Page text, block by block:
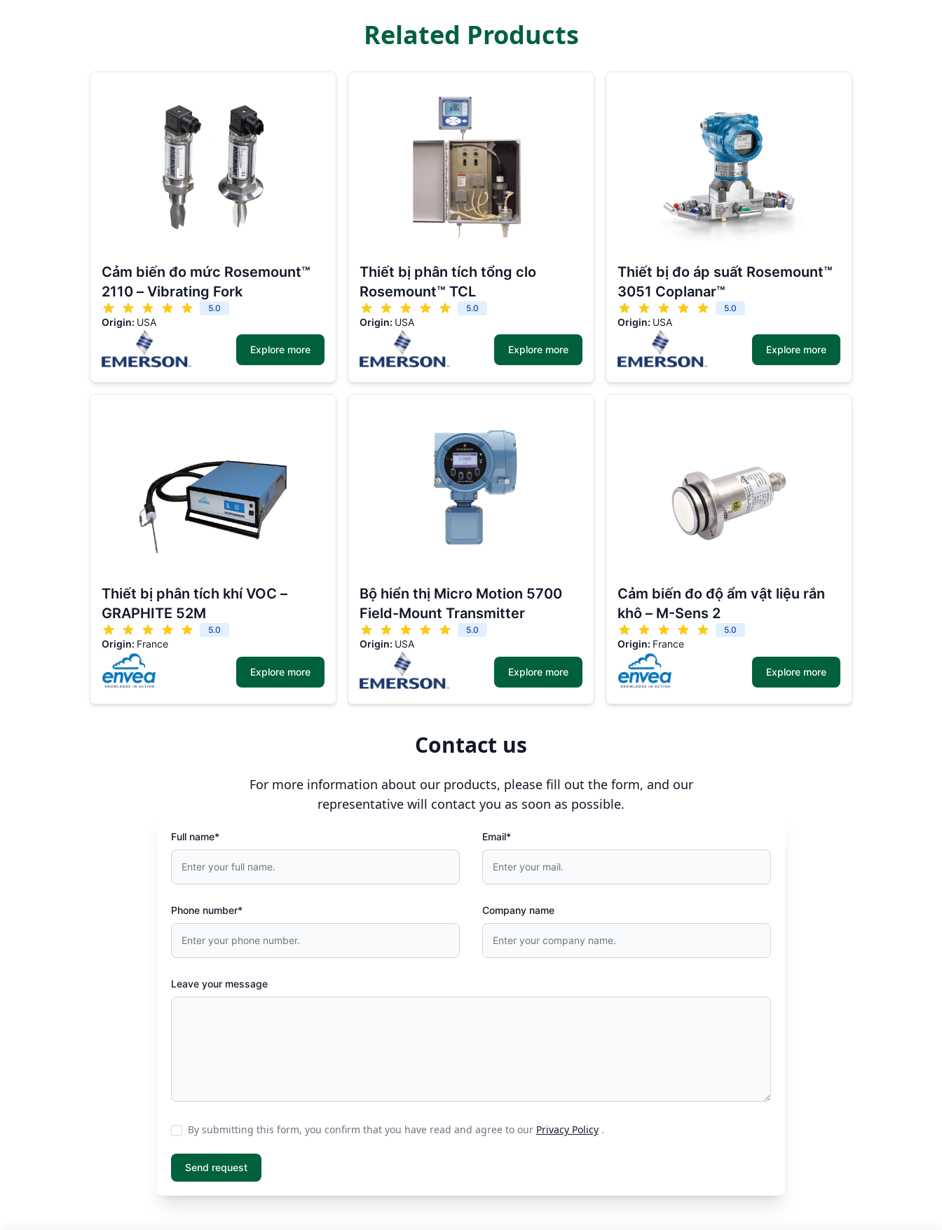
Related Products
Cảm biến đo mức Rosemount™
2110 – Vibrating Fork
5.0
Origin: USA
Explore more
Thiết bị phân tích tổng clo
Rosemount™ TCL
5.0
Origin: USA
Explore more
Thiết bị đo áp suất Rosemount™
3051 Coplanar™
5.0
Origin: USA
Explore more
Thiết bị phân tích khí VOC –
GRAPHITE 52M
5.0
Origin: France
Explore more
Bộ hiển thị Micro Motion 5700
Field-Mount Transmitter
5.0
Origin: USA
Explore more
Cảm biến đo độ ẩm vật liệu rắn
khô – M-Sens 2
5.0
Origin: France
Explore more
Contact us
For more information about our products, please fill out the form, and our
representative will contact you as soon as possible.
Full name* Email*
Phone number* Company name
Leave your message
By submitting this form, you confirm that you have read and agree to our Privacy Policy .